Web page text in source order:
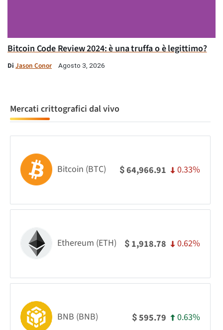
Bitcoin Code Review 2024: è una truffa o è legittimo?
Di Jason Conor Agosto 3, 2026
Mercati crittografici dal vivo
Bitcoin (BTC) $64,966.91 0.33%
Ethereum (ETH) $ 1,918.78 0.62%
BNB (BNB) $595.79 0.63%